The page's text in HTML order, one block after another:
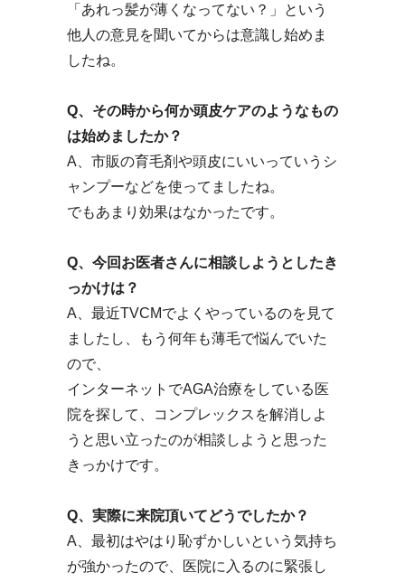
「あれっ髪が薄くなってない？」という
他人の意見を聞いてからは意識し始めま
したね。
Q、その時から何か頭皮ケアのようなもの
は始めましたか？
A、市販の育毛剤や頭皮にいいっていうシ
ャンプーなどを使ってましたね。
でもあまり効果はなかったです。
Q、今回お医者さんに相談しようとしたき
っかけは？
A、最近TVCMでよくやっているのを見て
ましたし、もう何年も薄毛で悩んでいた
ので、
インターネットでAGA治療をしている医
院を探して、コンプレックスを解消しよ
うと思い立ったのが相談しようと思った
きっかけです。
Q、実際に来院頂いてどうでしたか？
A、最初はやはり恥ずかしいという気持ち
が強かったので、医院に入るのに緊張し